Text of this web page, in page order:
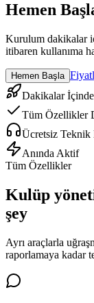
Hemen
Kurulum dakikalar
itibaren kullanıma
Hemen Başla
Dakikalar
Tüm Özellikler
Ücretsiz Teknik
Anında Aktif
Tüm Özellikler
Kulüp
şey
Ayrı araçlarla
raporlamaya kadar